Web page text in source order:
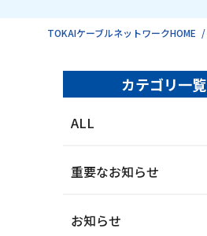
TOKAIケーブルネットワークHOME
カテゴリ一覧
ALL
重要なお知らせ
お知らせ